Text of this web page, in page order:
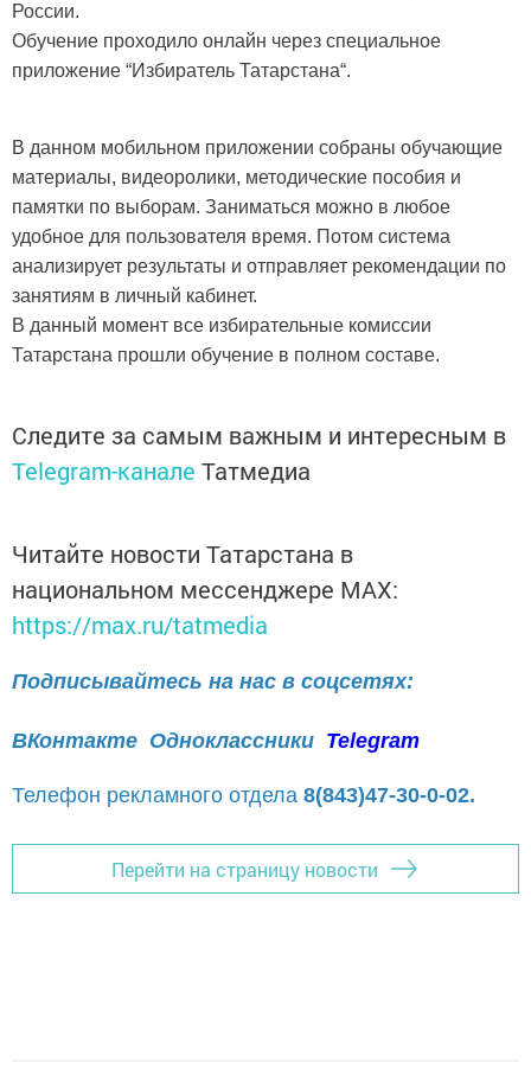
России.
Обучение проходило онлайн через специальное
приложение “Избиратель Татарстана“.
В данном мобильном приложении собраны обучающие
материалы, видеоролики, методические пособия и
памятки по выборам. Заниматься можно в любое
удобное для пользователя время. Потом система
анализирует результаты и отправляет рекомендации по
занятиям в личный кабинет.
В данный момент все избирательные комиссии
Татарстана прошли обучение в полном составе.
Следите за самым важным и интересным в
Telegram-канале Татмедиа
Читайте новости Татарстана в
национальном мессенджере MАХ:
https://max.ru/tatmedia
Подписывайтесь на нас в соцсетях:
ВКонтакте Одноклассники Telegram
Телефон рекламного отдела 8(843)47-30-0-02.
Перейти на страницу новости